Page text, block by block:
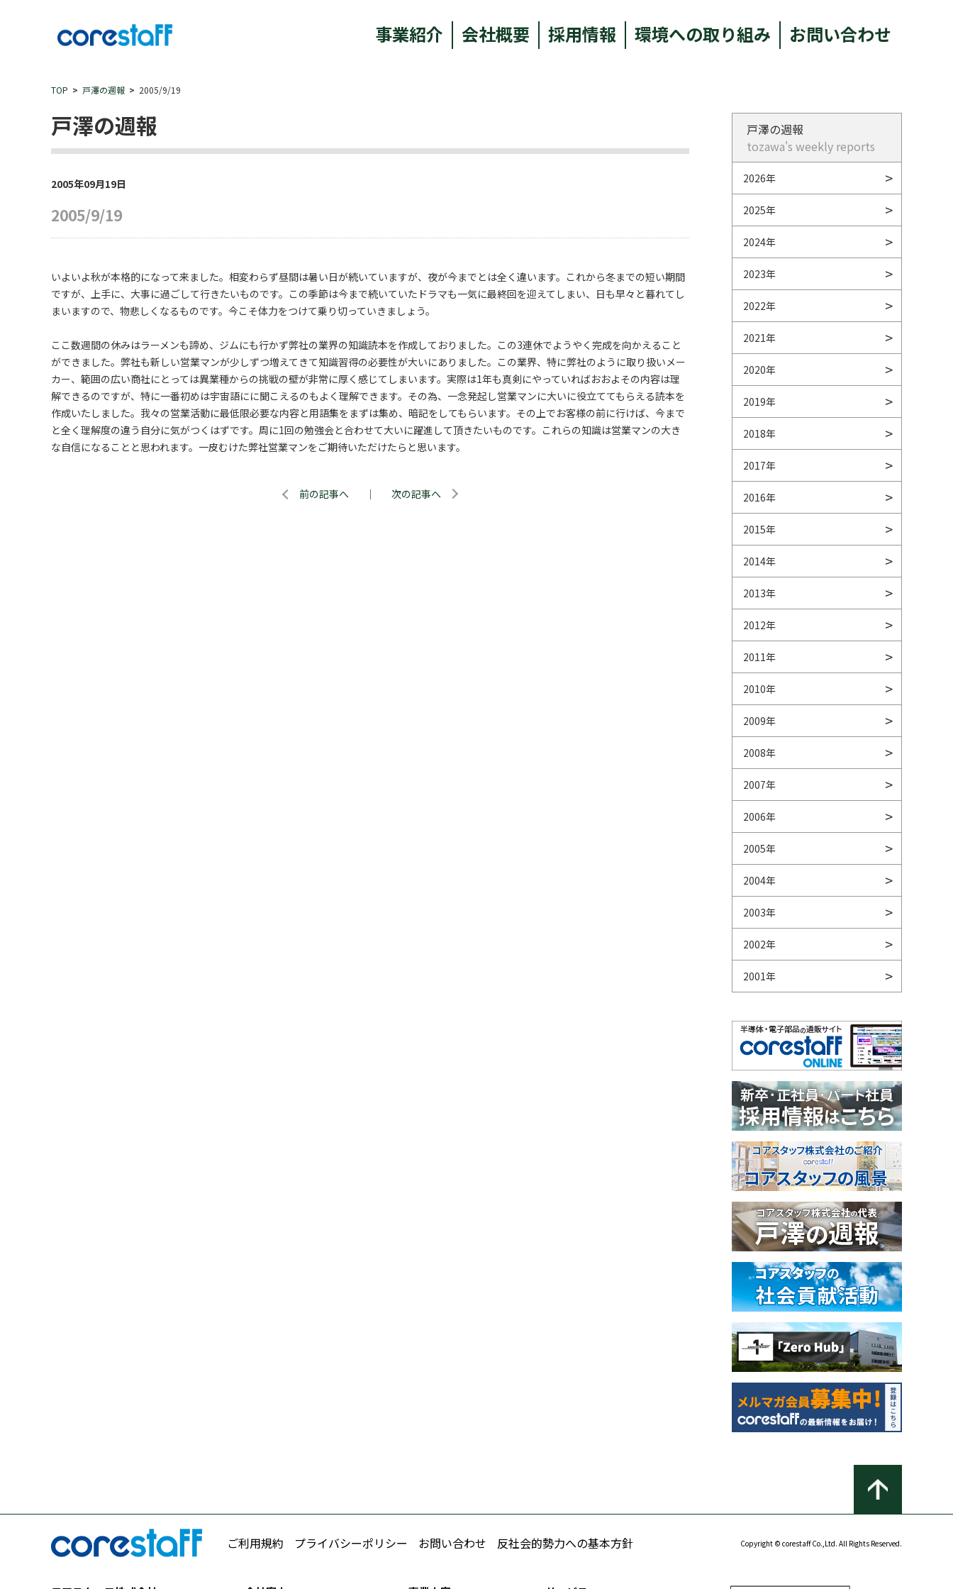
事業紹介 会社概要 採用情報 環境への取り組み お問い合わせ
TOP 戸澤の週報 2005/9/19
戸澤の週報
2005年09月19日
2005/9/19
いよいよ秋が本格的になって来ました。相変わらず昼間は暑い日が続いていますが、夜が今までとは全く違います。これから冬までの短い期間
ですが、上手に、大事に過ごして行きたいものです。この季節は今まで続いていたドラマも一気に最終回を迎えてしまい、日も早々と暮れてし
まいますので、物悲しくなるものです。今こそ体力をつけて乗り切っていきましょう。
ここ数週間の休みはラーメンも諦め、ジムにも行かず弊社の業界の知識読本を作成しておりました。この3連休でようやく完成を向かえること
ができました。弊社も新しい営業マンが少しずつ増えてきて知識習得の必要性が大いにありました。この業界、特に弊社のように取り扱いメー
カー、範囲の広い商社にとっては異業種からの挑戦の壁が非常に厚く感じてしまいます。実際は1年も真剣にやっていればおおよその内容は理
解できるのですが、特に一番初めは宇宙語にに聞こえるのもよく理解できます。その為、一念発起し営業マンに大いに役立ててもらえる読本を
作成いたしました。我々の営業活動に最低限必要な内容と用語集をまずは集め、暗記をしてもらいます。その上でお客様の前に行けば、今まで
と全く理解度の違う自分に気がつくはずです。周に1回の勉強会と合わせて大いに躍進して頂きたいものです。これらの知識は営業マンの大き
な自信になることと思われます。一皮むけた弊社営業マンをご期待いただけたらと思います。
前の記事へ ｜ 次の記事へ
戸澤の週報
tozawa's weekly reports
2026年
2025年
2024年
2023年
2022年
2021年
2020年
2019年
2018年
2017年
2016年
2015年
2014年
2013年
2012年
2011年
2010年
2009年
2008年
2007年
2006年
2005年
2004年
2003年
2002年
2001年
ご利用規約 プライバシーポリシー お問い合わせ 反社会的勢力への基本方針 Copyright © corestaff Co.,Ltd. All Rights Reserved.